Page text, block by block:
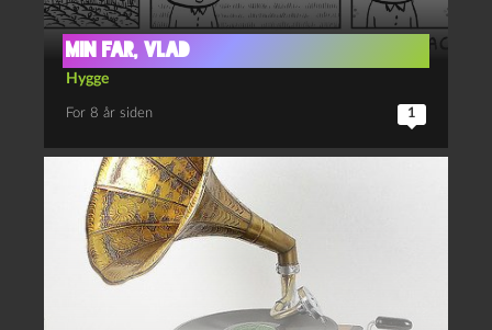
Min far, Vlad
Hygge
For 8 år siden 1